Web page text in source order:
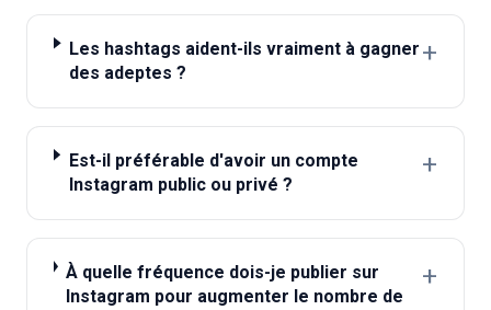
Les hashtags aident-ils vraiment à gagner
des adeptes ?
+
Est-il préférable d'avoir un compte
Instagram public ou privé ?
+
À quelle fréquence dois-je publier sur
Instagram pour augmenter le nombre de
+